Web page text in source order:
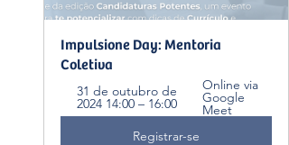
Impulsione Day: Mentoria
Coletiva
31 de outubro de
2024 14:00 – 16:00
Online via
Google
Meet
Registrar-se